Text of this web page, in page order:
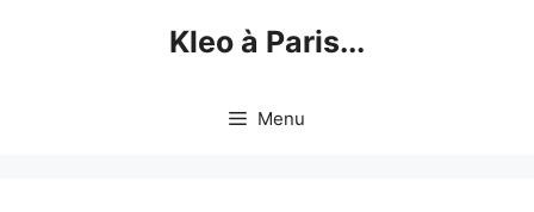
Kleo à Paris...
Menu